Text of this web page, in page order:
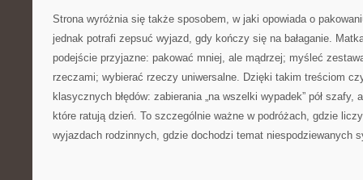
Strona wyróżnia się także sposobem, w jaki opowiada o
jednak potrafi zepsuć wyjazd, gdy kończy się na bałaganie.
podejście przyjazne: pakować mniej, ale mądrzej; myśleć
rzeczami; wybierać rzeczy uniwersalne. Dzięki takim treściom
klasycznych błędów: zabierania „na wszelki wypadek” pół szafy,
które ratują dzień. To szczególnie ważne w podróżach, gdzie
wyjazdach rodzinnych, gdzie dochodzi temat niespodziewanych